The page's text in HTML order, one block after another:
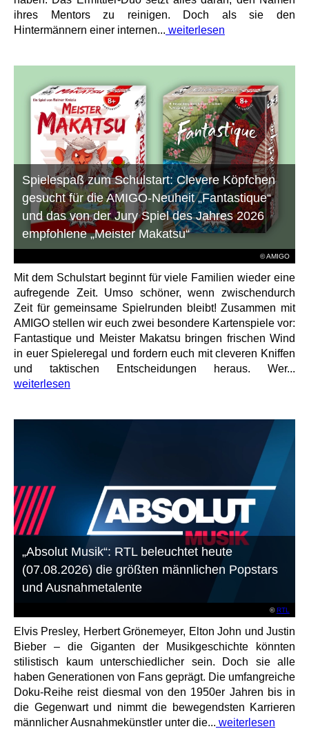
ihres Mentors zu reinigen. Doch als sie den
Hintermännern einer internen... weiterlesen
© AMIGO
Spielespaß zum Schulstart: Clevere Köpfchen
gesucht für die AMIGO-Neuheit „Fantastique“
und das von der Jury Spiel des Jahres 2026
empfohlene „Meister Makatsu“
Mit dem Schulstart beginnt für viele Familien wieder eine
aufregende Zeit. Umso schöner, wenn zwischendurch
Zeit für gemeinsame Spielrunden bleibt! Zusammen mit
AMIGO stellen wir euch zwei besondere Kartenspiele vor:
Fantastique und Meister Makatsu bringen frischen Wind
in euer Spieleregal und fordern euch mit cleveren Kniffen
und taktischen Entscheidungen heraus. Wer...
weiterlesen
©RTL
„Absolut Musik“: RTL beleuchtet heute
(07.08.2026) die größten männlichen Popstars
und Ausnahmetalente
Elvis Presley, Herbert Grönemeyer, Elton John und Justin
Bieber – die Giganten der Musikgeschichte könnten
stilistisch kaum unterschiedlicher sein. Doch sie alle
haben Generationen von Fans geprägt. Die umfangreiche
Doku-Reihe reist diesmal von den 1950er Jahren bis in
die Gegenwart und nimmt die bewegendsten Karrieren
männlicher Ausnahmekünstler unter die... weiterlesen